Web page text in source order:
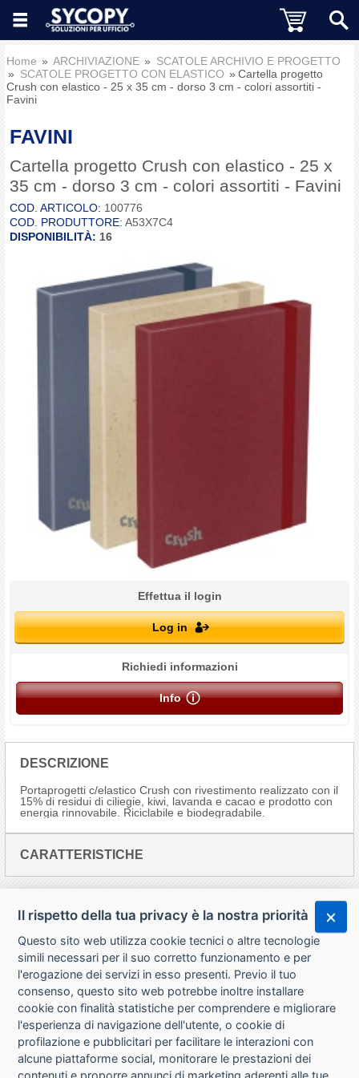
Home ARCHIVIAZIONE
SCATOLE ARCHIVIO E PROGETTO
SCATOLE PROGETTO CON ELASTICO
Cartella progetto
Crush con elastico - 25 x 35 cm - dorso 3 cm - colori assortiti -
Favini
FAVINI
Cartella progetto Crush con elastico - 25 x
35 cm - dorso 3 cm - colori assortiti - Favini
COD. ARTICOLO: 100776
COD. PRODUTTORE: A53X7C4
DISPONIBILITÀ: 16
Effettua il login
Log in
Richiedi informazioni
Info
DESCRIZIONE
Portaprogetti c/elastico Crush con rivestimento realizzato con il
15% di residui di ciliegie, kiwi, lavanda e cacao e prodotto con
energia rinnovabile. Riciclabile e biodegradabile.
CARATTERISTICHE
CHI SIAMO
CONTATTI
Il rispetto della tua privacy è la nostra priorità
Questo sito web utilizza cookie tecnici o altre tecnologie
simili necessari per il suo corretto funzionamento e per
l'erogazione dei servizi in esso presenti. Previo il tuo
consenso, questo sito web potrebbe inoltre installare
cookie con finalità statistiche per comprendere e migliorare
l'esperienza di navigazione dell'utente, o cookie di
profilazione e pubblicitari per facilitare le interazioni con
alcune piattaforme social, monitorare le prestazioni dei